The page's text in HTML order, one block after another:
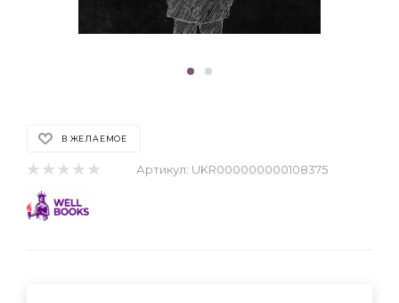
В ЖЕЛАЕМОЕ
Артикул: UKR000000000108375